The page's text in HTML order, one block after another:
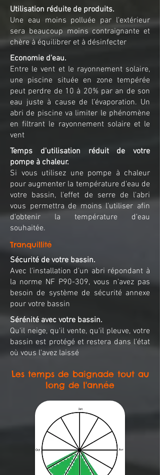
Utilisation réduite de produits.
Une eau moins polluée par l'extérieur
sera beaucoup moins contraignante et
chère à équilibrer et à désinfecter
Economie d'eau.
Entre le vent et le rayonnement solaire,
une piscine située en zone tempérée
peut perdre de 10 à 20% par an de son
eau juste à cause de l’évaporation. Un
abri de piscine va limiter le phénomène
en filtrant le rayonnement solaire et le
vent
Temps d'utilisation réduit de votre
pompe à chaleur.
Si vous utilisez une pompe à chaleur
pour augmenter la température d'eau de
votre bassin, l'effet de serre de l'abri
vous permettra de moins l'utiliser afin
d'obtenir la température d'eau
souhaitée.
Tranquillité
Sécurité de votre bassin.
Avec l'installation d'un abri répondant à
la norme NF P90-309, vous n'avez pas
besoin de système de sécurité annexe
pour votre bassin
Sérénité avec votre bassin.
Qu'il neige, qu'il vente, qu'il pleuve, votre
bassin est protégé et restera dans l'état
où vous l'avez laissé
Les temps de baignade tout au
long de l'année